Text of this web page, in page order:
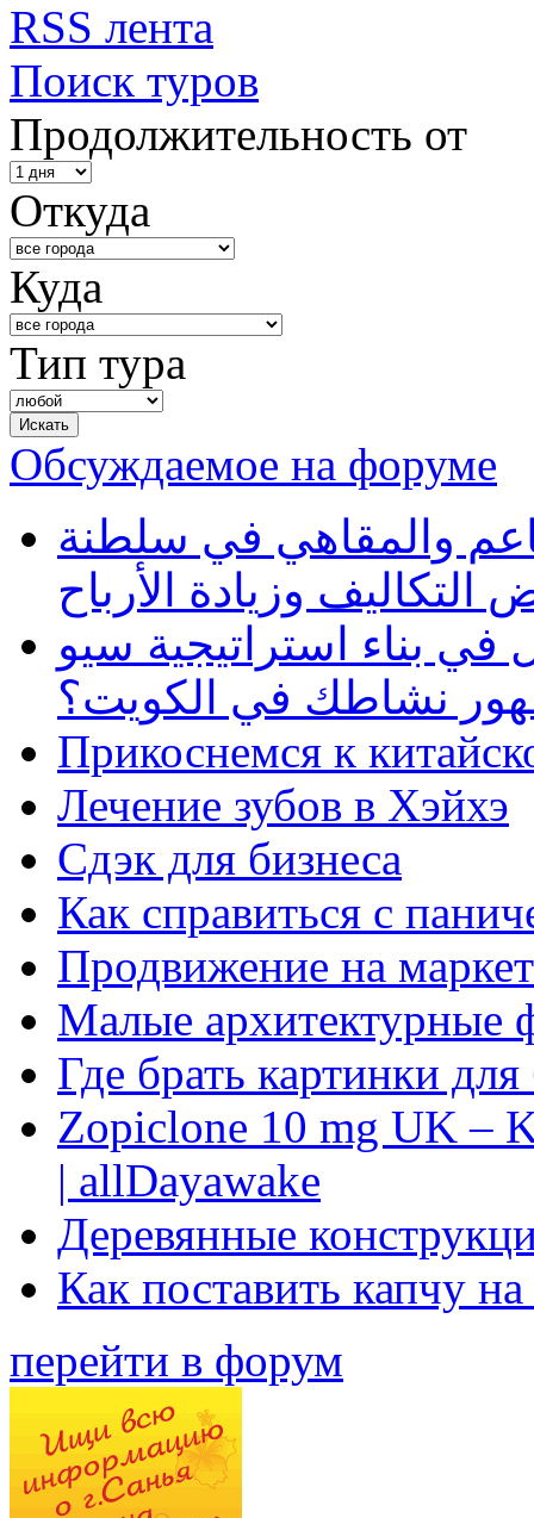
RSS лента
Поиск туров
Продолжительность от
Откуда
Куда
Тип тура
Обсуждаемое на форуме
والمقاهي في سلطنة
وزيادة الأرباح
بناء استراتيجية سيو
نشاطك في الكويت؟
Прикоснемся к
Лечение зубов в Хэйхэ
Сдэк для бизнеса
Как справиться с
Продвижение на
Малые архитектурные
Где брать картинки
Zopiclone 10 mg UK –
| allDayawake
Деревянные
Как поставить капчу
перейти в форум